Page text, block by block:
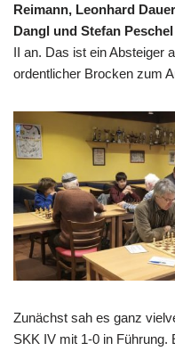
Reimann, Leonhard
Dangl und Stefan Peschel
II an. Das ist ein Absteiger
ordentlicher Brocken zum
Zunächst sah es ganz
SKK IV mit 1-0 in